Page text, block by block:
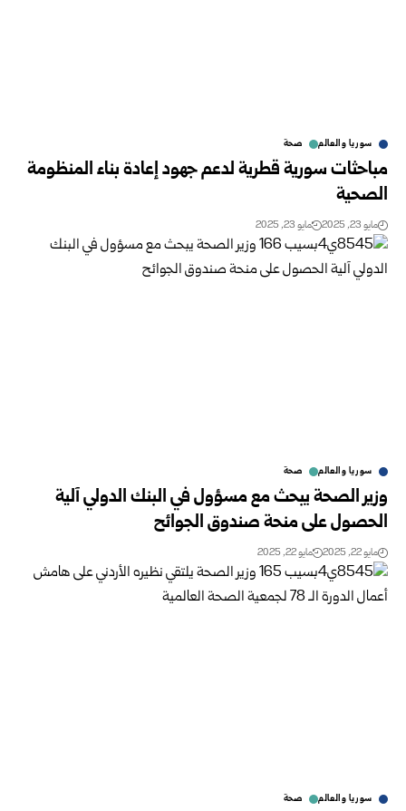
سوريا والعالم صحة
مباحثات سورية قطرية لدعم جهود إعادة بناء المنظومة
الصحية
مايو 23, 2025 مايو 23, 2025
سوريا والعالم صحة
وزير الصحة يبحث مع مسؤول في البنك الدولي آلية
الحصول على منحة صندوق الجوائح
مايو 22, 2025 مايو 22, 2025
سوريا والعالم صحة